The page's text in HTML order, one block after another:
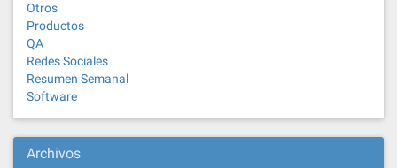
Otros
Productos
QA
Redes Sociales
Resumen Semanal
Software
Archivos